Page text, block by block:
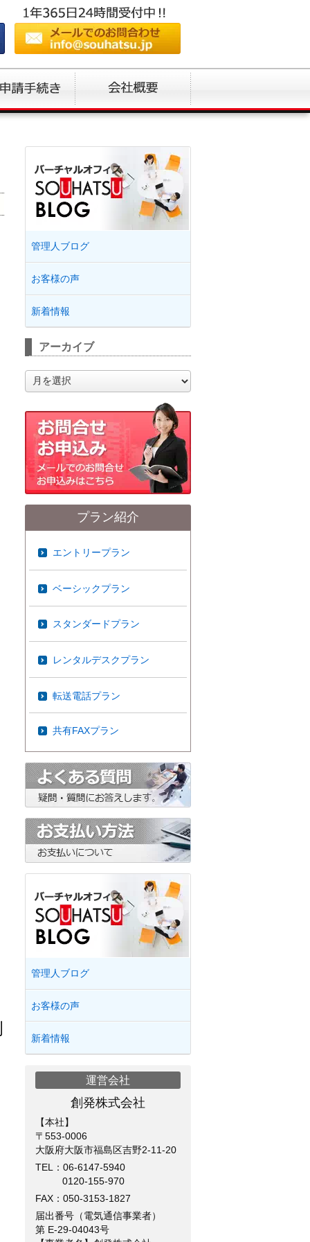
管理人ブログ
お客様の声
新着情報
アーカイブ
ー
ブ
プラン紹介
エントリープラン
ベーシックプラン
スタンダードプラン
レンタルデスクプラン
転送電話プラン
共有FAXプラン
管理人ブログ
お客様の声
新着情報
運営会社
創発株式会社
【本社】
〒553-0006
大阪府大阪市福島区吉野2-11-20
TEL： 06-6147-5940
0120-155-970
FAX：050-3153-1827
届出番号（電気通信事業者）
第 E-29-04043号